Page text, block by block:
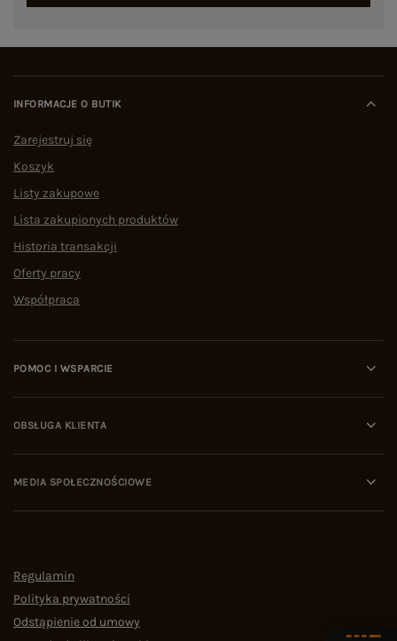
INFORMACJE O BUTIK
Zarejestruj się
Koszyk
Listy zakupowe
Lista zakupionych produktów
Historia transakcji
Oferty pracy
Współpraca
POMOC I WSPARCIE
OBSŁUGA KLIENTA
MEDIA SPOŁECZNOŚCIOWE
Regulamin
Polityka prywatności
Odstąpienie od umowy